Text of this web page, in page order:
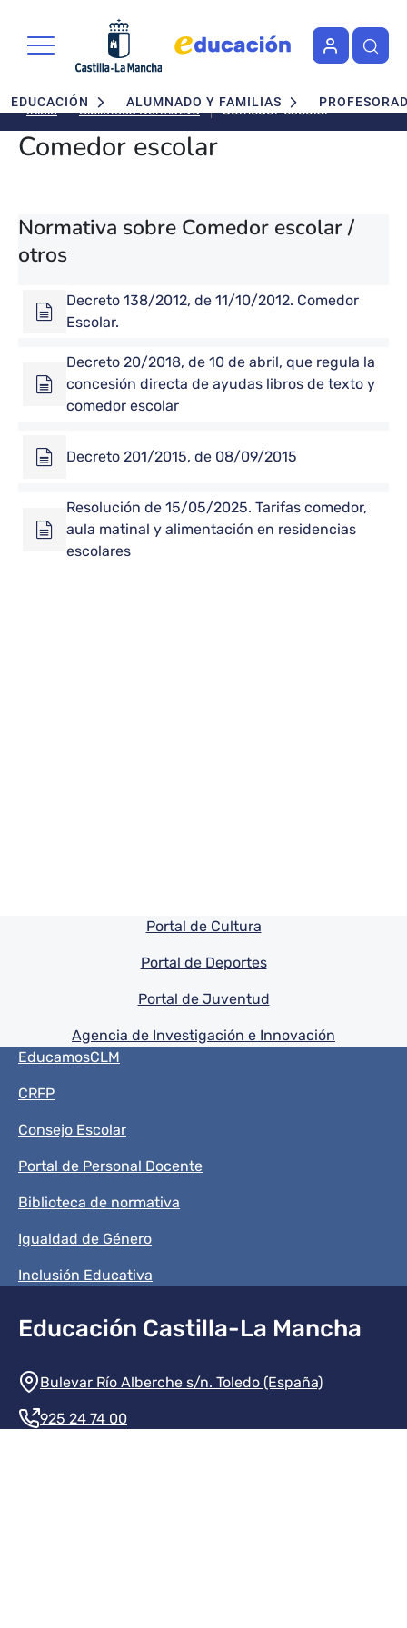
Navegación principal
EDUCACIÓN ALUMNADO Y FAMILIAS
Inicio Biblioteca Normativa Comedor escolar
Comedor escolar
Normativa sobre Comedor escolar /
otros
Decreto 138/2012, de 11/10/2012. Comedor
Escolar.
Decreto 20/2018, de 10 de abril, que regula la
concesión directa de ayudas libros de texto y
comedor escolar
Decreto 201/2015, de 08/09/2015
Resolución de 15/05/2025. Tarifas comedor,
aula matinal y alimentación en residencias
escolares
Pie de pagina información
Portal de Cultura
Portal de Deportes
Portal de Juventud
Agencia de Investigación e Innovación
Menú del pie
EducamosCLM
CRFP
Consejo Escolar
Portal de Personal Docente
Biblioteca de normativa
Igualdad de Género
Inclusión Educativa
Educación Castilla-La Mancha
Información de la institución
Bulevar Río Alberche s/n. Toledo (España)
925 24 74 00